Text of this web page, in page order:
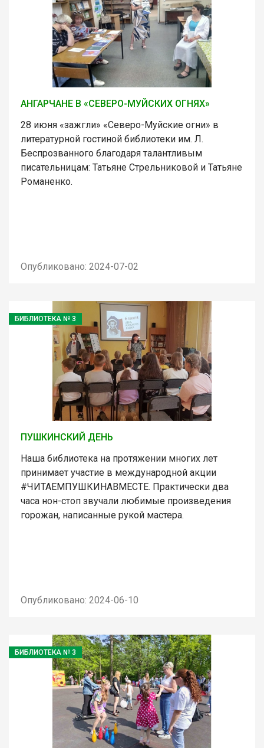
АНГАРЧАНЕ В «СЕВЕРО-МУЙСКИХ ОГНЯХ»
28 июня «зажгли» «Северо-Муйские огни» в
литературной гостиной библиотеки им. Л.
Беспрозванного благодаря талантливым
писательницам: Татьяне Стрельниковой и Татьяне
Романенко.
Опубликовано: 2024-07-02
БИБЛИОТЕКА № 3
ПУШКИНСКИЙ ДЕНЬ
Наша библиотека на протяжении многих лет
принимает участие в международной акции
#ЧИТАЕМПУШКИНАВМЕСТЕ. Практически два
часа нон-стоп звучали любимые произведения
горожан, написанные рукой мастера.
Опубликовано: 2024-06-10
БИБЛИОТЕКА № 3